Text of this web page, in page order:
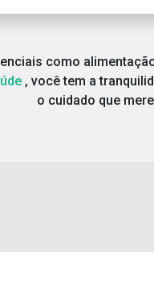
como
, você tem a
o cuidado que